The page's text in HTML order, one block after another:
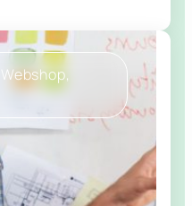
(CMS)
door
Webshop